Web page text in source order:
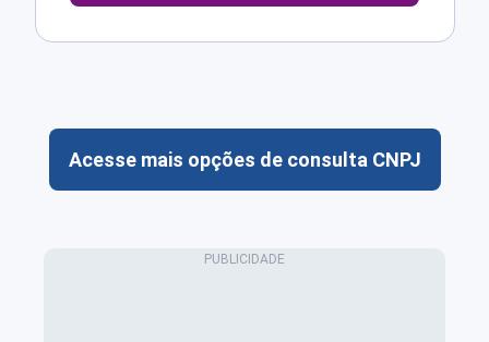
Acesse mais opções de consulta CNPJ